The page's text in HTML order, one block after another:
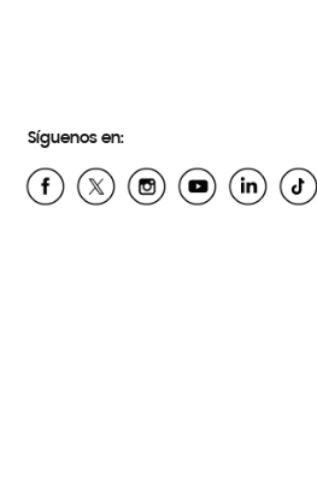
Síguenos en: